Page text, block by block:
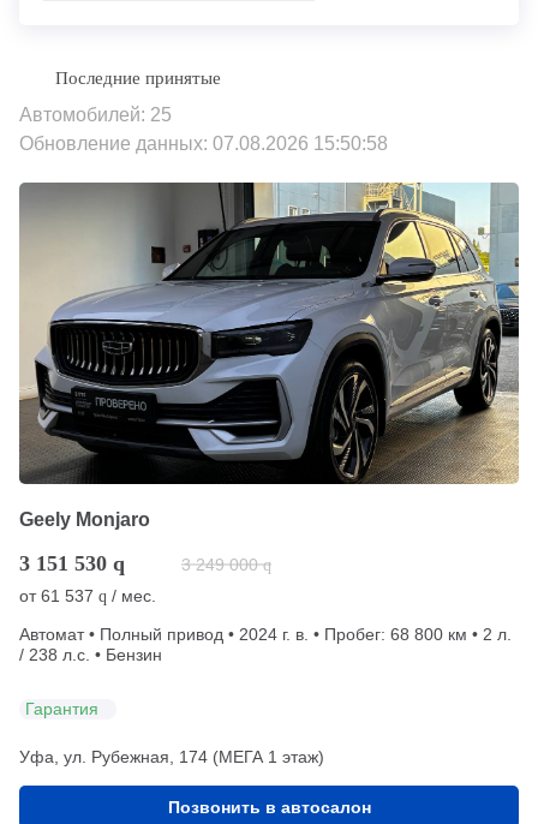
Автомобилей: 25
Обновление данных: 07.08.2026 15:50:58
Geely Monjaro
3 151 530 q 3 249 000 q
от61 537 q / мес.
Автомат • Полный привод • 2024 г. в. • Пробег: 68 800 км • 2 л.
/ 238 л.с. • Бензин
Гарантия
Уфа, ул. Рубежная, 174 (МЕГА 1 этаж)
Позвонить в автосалон